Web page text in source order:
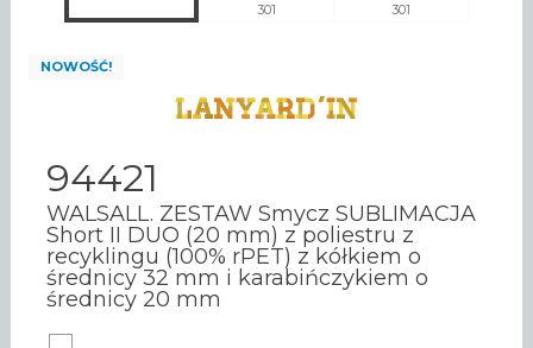
301 301
NOWOŚĆ!
94421
WALSALL. ZESTAW Smycz SUBLIMACJA
Short II DUO (20 mm) z poliestru z
recyklingu (100% rPET) z kółkiem o
średnicy 32 mm i karabińczykiem o
średnicy 20 mm